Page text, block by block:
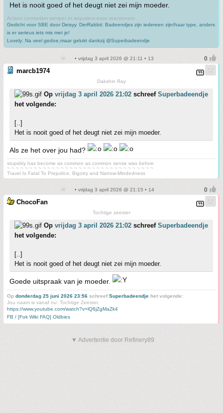
Het is nooit goed of het deugt niet zei mijn moeder.
Actioni contrariam semper et æqualem esse reactionem
Gedicht voor SBE door Deisyy, DerRabbit: Badeendjes zijn iedereen zijn/haar type, anders
is er serieus iets mis met je!
Lovely: Na veel gedoe,maar gelukt dankzij @Superbadeendje
• vrijdag 3 april 2026 @ 21:11 • 13
marcb1974
Dakshin Ray
Op vrijdag 3 april 2026 21:02 schreef Superbadeendje
het volgende:
[..]
Het is nooit goed of het deugt niet zei mijn moeder.
Als ze het over jou had?
stupidity has become as common as common sense was before
~ ~ ~ ~ ~ ~ ~ ~ ~ ~ ~ ~ ~ ~ ~ ~ ~ ~ ~ ~ ~ ~ ~ ~ ~ ~ ~ ~ ~ ~ ~ ~ ~
Travel Is Fatal To Prejudice, Bigotry and Narrow-Mindedness
• vrijdag 3 april 2026 @ 21:15 • 14
ChocoFan
Tochtige zeester
Op vrijdag 3 april 2026 21:02 schreef Superbadeendje
het volgende:
[..]
Het is nooit goed of het deugt niet zei mijn moeder.
Goede uitspraak van je moeder.
Op donderdag 25 juni 2026 23:56 schreefSuperbadeendje het volgende:
Jou naam is vanaf nu: Tochtige Zeester.
https://www.youtube.com/watch?v=lQ6jZgMaZk4
FB / [Fok Wiki FAQ] Oldbies
▼ Advertentie door Refinery89